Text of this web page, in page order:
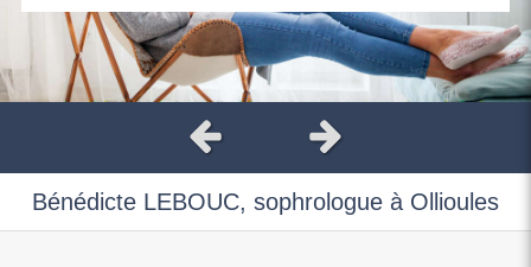
Slide précédentSlide suivant
Bénédicte LEBOUC, sophrologue à Ollioules